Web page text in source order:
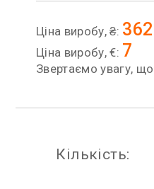
Ціна виробу, ₴: 362
Ціна виробу, €: 7
Звертаємо увагу,
Кількість: